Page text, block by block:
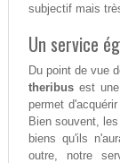
subjectif mais
Un service
Du point de vue
theribusest une
permet
Bien souvent,
biens qu'ils
outre, notre